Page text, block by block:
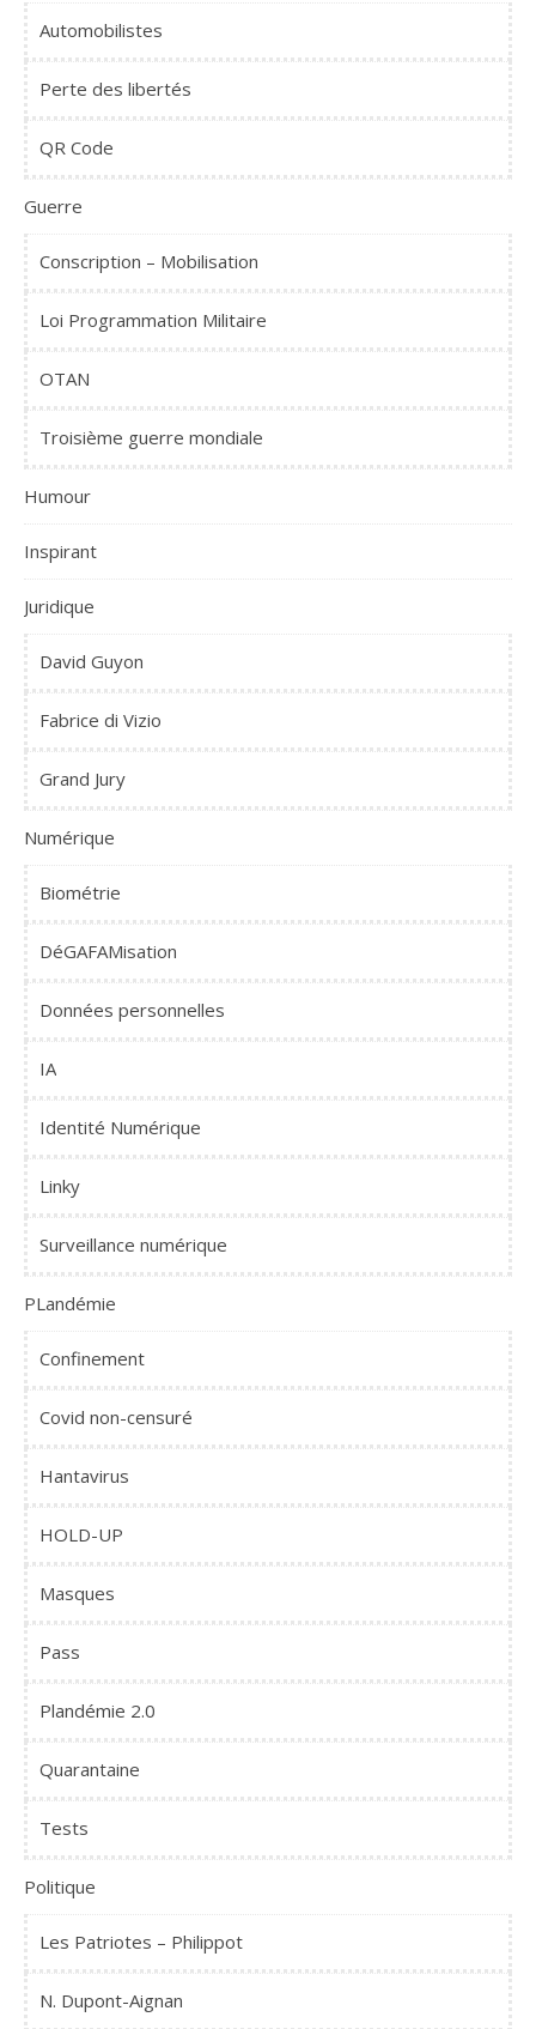
Automobilistes
Perte des libertés
QR Code
Guerre
Conscription – Mobilisation
Loi Programmation Militaire
OTAN
Troisième guerre mondiale
Humour
Inspirant
Juridique
David Guyon
Fabrice di Vizio
Grand Jury
Numérique
Biométrie
DéGAFAMisation
Données personnelles
IA
Identité Numérique
Linky
Surveillance numérique
PLandémie
Confinement
Covid non-censuré
Hantavirus
HOLD-UP
Masques
Pass
Plandémie 2.0
Quarantaine
Tests
Politique
Les Patriotes – Philippot
N. Dupont-Aignan